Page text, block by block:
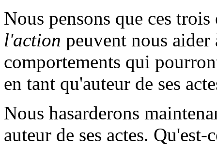
Nous pensons que ces
l'action peuvent nous aider
comportements qui
en tant qu'auteur de ses
Nous hasarderons
auteur de ses actes. Qu'est-